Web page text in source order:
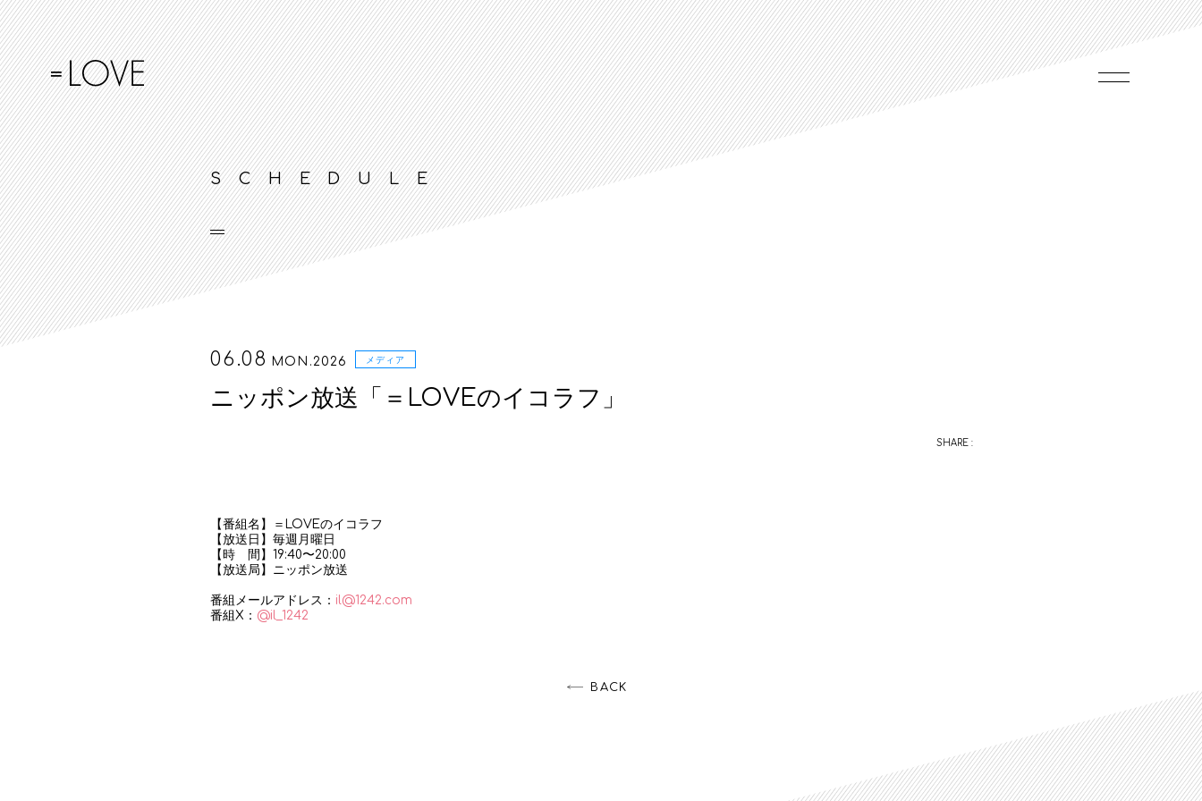
SCHEDULE
06.08 MON.2026 メディア
ニッポン放送「＝LOVEのイコラフ」
SHARE :
【番組名】＝LOVEのイコラフ
【放送日】毎週月曜日
【時 間】19:40〜20:00
【放送局】ニッポン放送
番組メールアドレス： il@1242.com
番組X： @il_1242
BACK